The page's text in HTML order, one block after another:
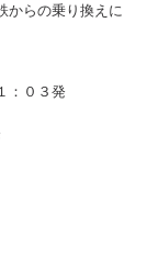
らの乗り換えに
：０３発